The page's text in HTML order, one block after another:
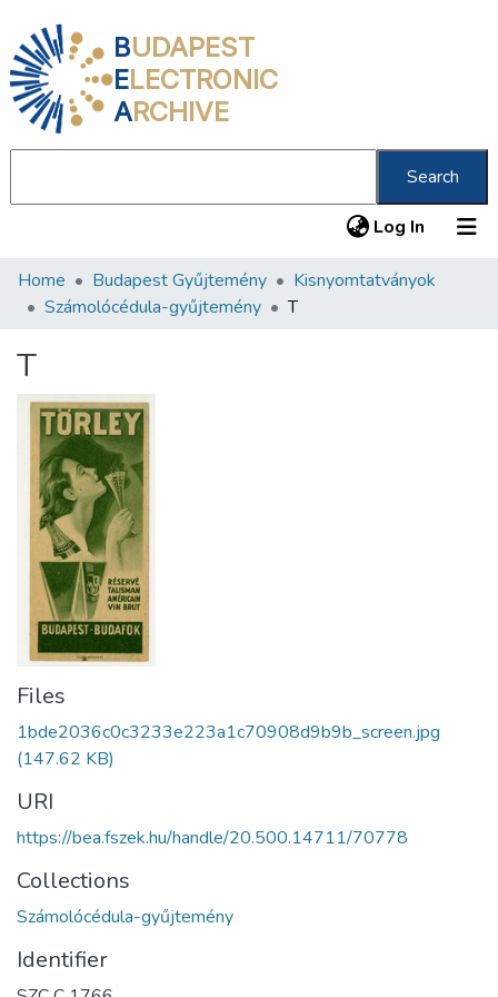
BUDAPEST
ELECTRONIC
ARCHIVE
Search
Log In (current)
Communities & Collections
Statistics
About us
Home Budapest Gyűjtemény
Kisnyomtatványok
Számolócédula-gyűjtemény
T
T
Files
1bde2036c0c3233e223a1c70908d9b9b_screen.jpg
(147.62 KB)
URI
https://bea.fszek.hu/handle/20.500.14711/70778
Collections
Számolócédula-gyűjtemény
Identifier